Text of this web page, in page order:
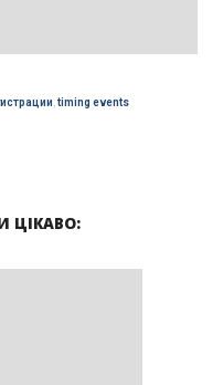
timing events
ЦІКАВО: